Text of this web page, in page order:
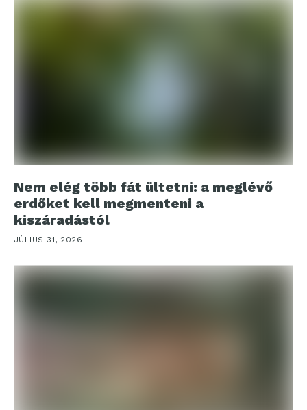
Nem elég több fát ültetni: a meglévő
erdőket kell megmenteni a
kiszáradástól
JÚLIUS 31, 2026